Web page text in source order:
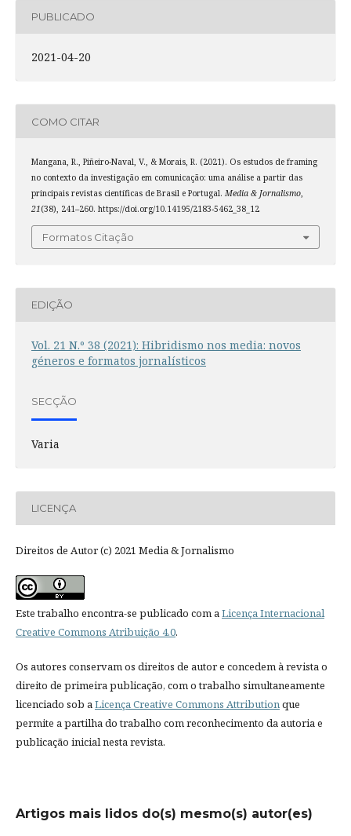
PUBLICADO
2021-04-20
COMO CITAR
Mangana, R., Piñeiro-Naval, V., & Morais, R. (2021). Os estudos de framing
no contexto da investigação em comunicação: uma análise a partir das
principais revistas científicas de Brasil e Portugal. Media & Jornalismo,
21(38), 241–260. https://doi.org/10.14195/2183-5462_38_12
Formatos Citação
EDIÇÃO
Vol. 21 N.º 38 (2021): Hibridismo nos media: novos
géneros e formatos jornalísticos
SECÇÃO
Varia
LICENÇA
Direitos de Autor (c) 2021 Media & Jornalismo
Este trabalho encontra-se publicado com aLicença Internacional
Creative Commons Atribuição 4.0.
Os autores conservam os direitos de autor e concedem à revista o
direito de primeira publicação, com o trabalho simultaneamente
licenciado sob aLicença Creative Commons Attributionque
permite a partilha do trabalho com reconhecimento da autoria e
publicação inicial nesta revista.
Artigos mais lidos do(s) mesmo(s) autor(es)